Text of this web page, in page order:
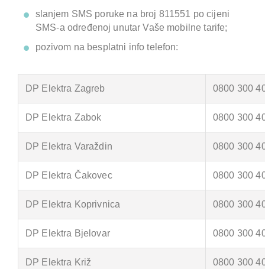
slanjem SMS poruke na broj 811551 po cijeni
SMS-a određenoj unutar Vaše mobilne tarife;
pozivom na besplatni info telefon:
DP Elektra Zagreb 0800 300
DP Elektra Zabok 0800 300
DP Elektra Varaždin 0800 300
DP Elektra Čakovec 0800 300
DP Elektra Koprivnica 0800 300
DP Elektra Bjelovar 0800 300
DP Elektra Križ 0800 300